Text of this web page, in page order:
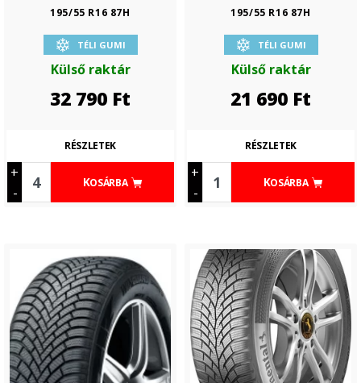
195/55 R16 87H
TÉLI GUMI
Külső raktár
32 790 Ft
+
-
KOSÁRBA
RÉSZLETEK
195/55 R16 87H
TÉLI GUMI
Külső raktár
21 690 Ft
+
-
KOSÁRBA
RÉSZLETEK